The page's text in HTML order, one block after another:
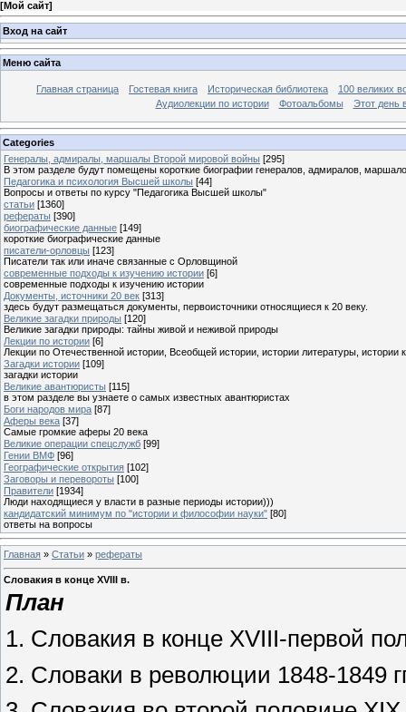
[Мой сайт]
Вход на сайт
Меню сайта
Главная страница Гостевая книга Историческая библиотека
100 великих
Аудиолекции по истории
Фотоальбомы Этот день
Categories
Генералы, адмиралы, маршалы Второй мировой войны [295]
В этом разделе будут помещены короткие биографии генералов, адмиралов,
Педагогика и психология Высшей школы [44]
Вопросы и ответы по курсу "Педагогика Высшей школы"
статьи [1360]
рефераты [390]
биографические данные [149]
короткие биографические данные
писатели-орловцы [123]
Писатели так или иначе связанные с Орловщиной
современные подходы к изучению истории [6]
современные подходы к изучению истории
Документы, источники 20 век [313]
здесь будут размещаться документы, первоисточники относящиеся к 20 веку.
Великие загадки природы [120]
Великие загадки природы: тайны живой и неживой природы
Лекции по истории [6]
Лекции по Отечественной истории, Всеобщей истории, истории литературы, истории
Загадки истории [109]
загадки истории
Великие авантюристы [115]
в этом разделе вы узнаете о самых известных авантюристах
Боги народов мира [87]
Аферы века [37]
Самые громкие аферы 20 века
Великие операции спецслужб [99]
Гении ВМФ [96]
Географические открытия [102]
Заговоры и перевороты [100]
Правители [1934]
Люди находящиеся у власти в разные периоды истории)))
кандидатский минимум по "истории и философии науки" [80]
ответы на вопросы
Главная » Статьи » рефераты
Словакия в конце XVIII в.
План
1. Словакия в конце XVIII-первой
2. Словаки в революции 1848-1849